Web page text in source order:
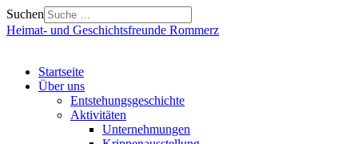
Suchen
Heimat- und Geschichtsfreunde Rommerz
Startseite
Über uns
Entstehungsgeschichte
Aktivitäten
Unternehmungen